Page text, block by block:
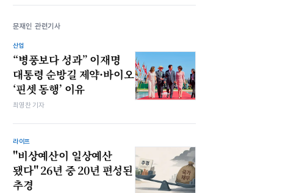
문재인 관련기사
산업
“병풍보다 성과” 이재명
대통령 순방길 제약·바이오
‘핀셋 동행’ 이유
최영찬 기자
라이프
"비상예산이 일상예산
됐다" 26년 중 20년 편성된
추경